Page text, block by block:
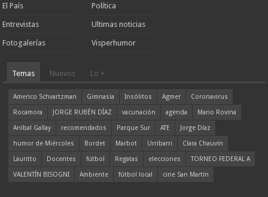
El País
Entrevistas
Fotogalerías
Política
Ultimas noticias
Visperhumor
Temas Nuevos Lo +
Americo Schvartzman Gimnasia Insólitos Agmer
Coronavirus
Rocamora
JORGE RUBÉN DÍAZ vacunación agenda
Mario Rovina
Aníbal Gallay
recomendados Parque Sur ATE
Jorge Díaz
humor de Miércoles
Bordet Marbot Urribarri
Clara Chauvín
Lauritto
Docentes fútbol Regatas elecciones
TORNEO FEDERAL A
VALENTÍN BISOGNI
Ambiente fútbol local cine San Martín